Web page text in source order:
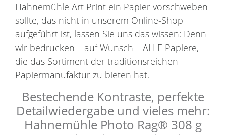
Hahnemühle Art Print ein Papier vorschweben
sollte, das nicht in unserem Online-Shop
aufgeführt ist, lassen Sie uns das wissen: Denn
wir bedrucken – auf Wunsch – ALLE Papiere,
die das Sortiment der traditionsreichen
Papiermanufaktur zu bieten hat.
Bestechende Kontraste, perfekte
Detailwiedergabe und vieles mehr:
Hahnemühle Photo Rag® 308 g